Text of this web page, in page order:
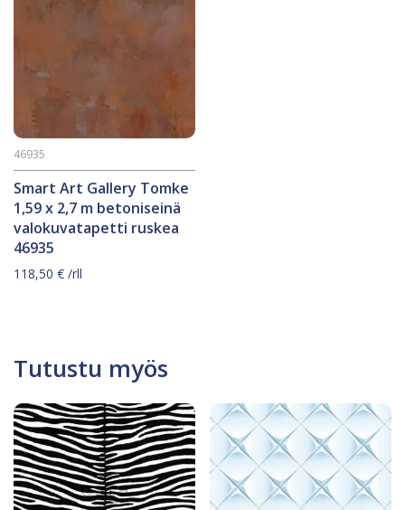
Smart Art Gallery Tomke
1,59 x 2,7 m betoniseinä
valokuvatapetti ruskea
46935
46935
118,50 € /rll
Tutustu myös